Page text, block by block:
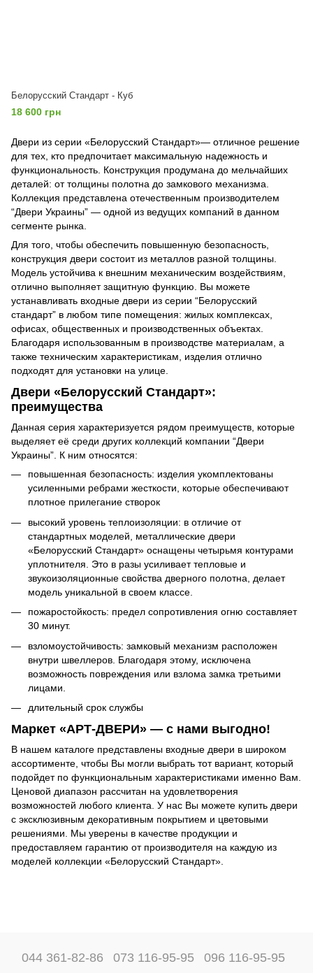
Белорусский Стандарт - Куб
18 600 грн
Двери из серии «Белорусский Стандарт»— отличное решение
для тех, кто предпочитает максимальную надежность и
функциональность. Конструкция продумана до мельчайших
деталей: от толщины полотна до замкового механизма.
Коллекция представлена отечественным производителем
“Двери Украины” — одной из ведущих компаний в данном
сегменте рынка.
Для того, чтобы обеспечить повышенную безопасность,
конструкция двери состоит из металлов разной толщины.
Модель устойчива к внешним механическим воздействиям,
отлично выполняет защитную функцию. Вы можете
устанавливать входные двери из серии “Белорусский
стандарт” в любом типе помещения: жилых комплексах,
офисах, общественных и производственных объектах.
Благодаря использованным в производстве материалам, а
также техническим характеристикам, изделия отлично
подходят для установки на улице.
Двери «Белорусский Стандарт»:
преимущества
Данная серия характеризуется рядом преимуществ, которые
выделяет её среди других коллекций компании “Двери
Украины”. К ним относятся:
повышенная безопасность: изделия укомплектованы
усиленными ребрами жесткости, которые обеспечивают
плотное прилегание створок
высокий уровень теплоизоляции: в отличие от
стандартных моделей, металлические двери
«Белорусский Стандарт» оснащены четырьмя контурами
уплотнителя. Это в разы усиливает тепловые и
звукоизоляционные свойства дверного полотна, делает
модель уникальной в своем классе.
пожаростойкость: предел сопротивления огню составляет
30 минут.
взломоустойчивость: замковый механизм расположен
внутри швеллеров. Благодаря этому, исключена
возможность повреждения или взлома замка третьими
лицами.
длительный срок службы
Маркет «АРТ-ДВЕРИ» — с нами выгодно!
В нашем каталоге представлены входные двери в широком
ассортименте, чтобы Вы могли выбрать тот вариант, который
подойдет по функциональным характеристиками именно Вам.
Ценовой диапазон рассчитан на удовлетворения
возможностей любого клиента. У нас Вы можете купить двери
с эксклюзивным декоративным покрытием и цветовыми
решениями. Мы уверены в качестве продукции и
предоставляем гарантию от производителя на каждую из
моделей коллекции «Белорусский Стандарт».
044 361-82-86 073 116-95-95 096 116-95-95